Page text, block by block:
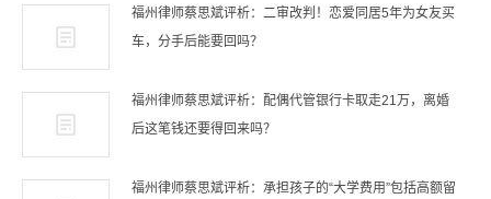
福州律师蔡思斌评析：二审改判！恋爱同居5年为女友买
车，分手后能要回吗？
福州律师蔡思斌评析：配偶代管银行卡取走21万，离婚
后这笔钱还要得回来吗？
福州律师蔡思斌评析：承担孩子的“大学费用”包括高额留